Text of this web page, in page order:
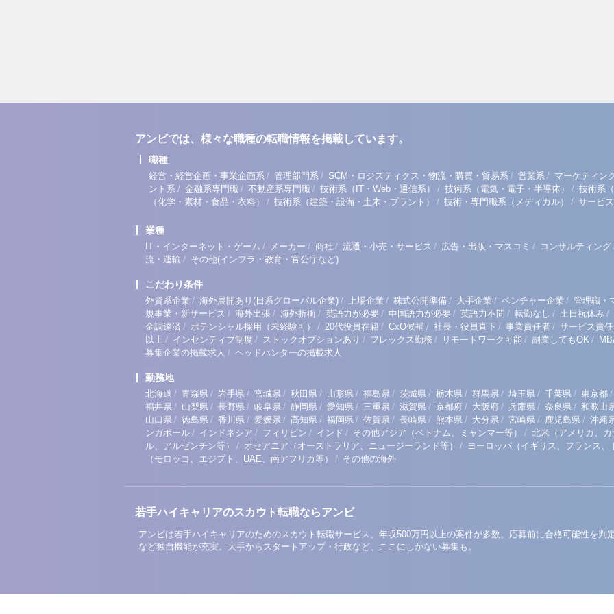
アンビでは、様々な職種の転職情報を掲載しています。
職種
経営・経営企画・事業企画系 / 管理部門系 / SCM・ロジスティクス・物流・購買・貿易系 / 営業系 / マーケティン
ント系 / 金融系専門職 / 不動産系専門職 / 技術系（IT・Web・通信系） / 技術系（電気・電子・半導体） / 技術系
（化学・素材・食品・衣料）
/ 技術系（建築・設備・土木・プラント） / 技術・専門職系（メディカル） / サービ
業種
IT・インターネット・ゲーム / メーカー / 商社 / 流通・小売・サービス / 広告・出版・マスコミ / コンサルティング
流・運輸 / その他(インフラ・教育・官公庁など)
こだわり条件
外資系企業 / 海外展開あり(日系グローバル企業) / 上場企業 / 株式公開準備 / 大手企業 / ベンチャー企業 / 管理職・
規事業・新サービス / 海外出張 / 海外折衝 / 英語力が必要 / 中国語力が必要 / 英語力不問 / 転勤なし / 土日祝休み /
金調達済 / ポテンシャル採用（未経験可） / 20代役員在籍 / CxO候補 / 社長・役員直下 / 事業責任者 / サービス責
以上 / インセンティブ制度 / ストックオプションあり / フレックス勤務 / リモートワーク可能 / 副業してもOK /
募集企業の掲載求人 / ヘッドハンターの掲載求人
勤務地
北海道 / 青森県 / 岩手県 / 宮城県 / 秋田県 / 山形県 / 福島県 / 茨城県 / 栃木県 / 群馬県 / 埼玉県 / 千葉県 / 東京都 /
福井県 / 山梨県 / 長野県 / 岐阜県 / 静岡県 / 愛知県 / 三重県 / 滋賀県 / 京都府 / 大阪府 / 兵庫県 / 奈良県 / 和歌山
山口県 / 徳島県 / 香川県 / 愛媛県 / 高知県 / 福岡県 / 佐賀県 / 長崎県 / 熊本県 / 大分県 / 宮崎県 / 鹿児島県 / 沖縄
ンガポール / インドネシア / フィリピン / インド / その他アジア（ベトナム、ミャンマー等） / 北米（アメリカ、
ル、アルゼンチン等）
/ オセアニア（オーストラリア、ニュージーランド等） / ヨーロッパ（イギリス、フランス、
（モロッコ、エジプト、UAE、南アフリカ等）
/ その他の海外
若手ハイキャリアのスカウト転職ならアンビ
アンビは若手ハイキャリアのためのスカウト転職サービス。年収500万円以上の案件が多数。応募前に合格可能性を判
など独自機能が充実。大手からスタートアップ・行政など、ここにしかない募集も。